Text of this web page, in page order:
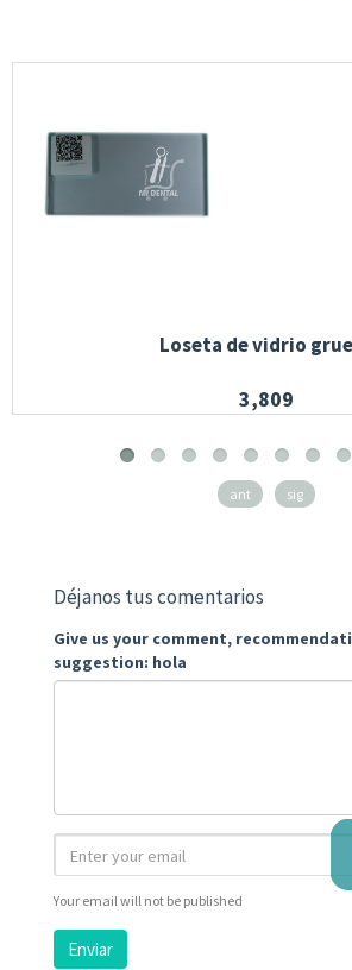
Loseta de vidrio
3,809
ant sig
Déjanos tus comentarios
Give us your comment,
suggestion: hola
Your email will not be published
Enviar